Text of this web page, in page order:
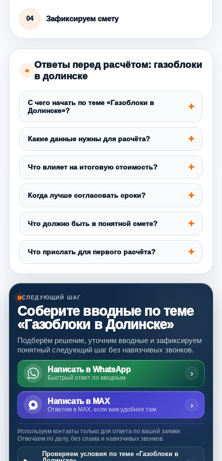
04 Зафиксируем смету
●
Ответы перед расчётом: газоблоки
в долинске
С чего начать по теме «Газоблоки в
Долинске»?
Какие данные нужны для расчёта?
Что влияет на итоговую стоимость?
Когда лучше согласовать сроки?
Что должно быть в понятной смете?
Что прислать для первого расчёта?
СЛЕДУЮЩИЙ ШАГ
Соберите вводные по теме
«Газоблоки в Долинске»
Подберём решение, уточним вводные и зафиксируем
понятный следующий шаг без навязчивых звонков.
Написать в WhatsApp
Быстрый ответ по вводным ›
Написать в MAX
Ответим в MAX, если вам удобнее там ›
Используем контакты только для ответа по вашей заявке.
Отвечаем по делу, без спама и навязчивых звонков.
Проверяем условия по теме «Газоблоки в